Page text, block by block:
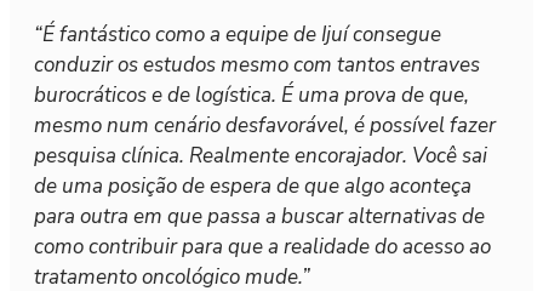
“É fantástico como a equipe de Ijuí consegue
conduzir os estudos mesmo com tantos entraves
burocráticos e de logística. É uma prova de que,
mesmo num cenário desfavorável, é possível fazer
pesquisa clínica. Realmente encorajador. Você sai
de uma posição de espera de que algo aconteça
para outra em que passa a buscar alternativas de
como contribuir para que a realidade do acesso ao
tratamento oncológico mude.”